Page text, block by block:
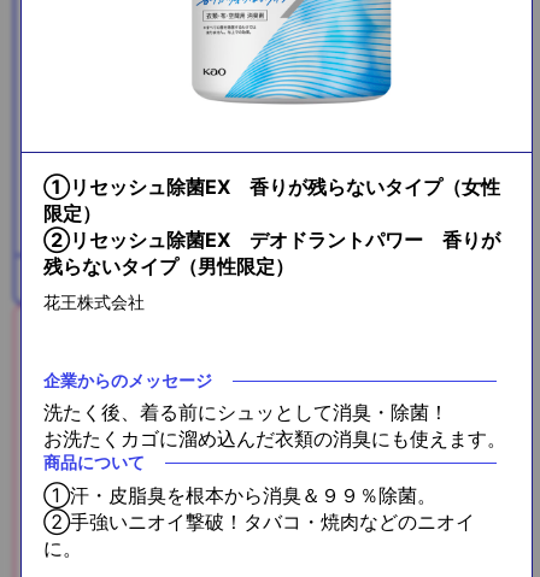
プラス糀 米糀ミルク
3包
①リセッシュ除菌EX 香りが残らないタイプ（女性
限定）
②リセッシュ除菌EX デオドラントパワー 香りが
残らないタイプ（男性限定）
花王株式会社
企業からのメッセージ
洗たく後、着る前にシュッとして消臭・除菌！
お洗たくカゴに溜め込んだ衣類の消臭にも使えます。
商品について
①汗・皮脂臭を根本から消臭＆９９％除菌。
②手強いニオイ撃破！タバコ・焼肉などのニオイ
に。